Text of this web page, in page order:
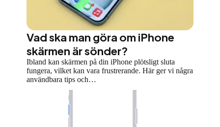
Vad ska man göra om iPhone
skärmen är sönder?
Ibland kan skärmen på din iPhone plötsligt sluta
fungera, vilket kan vara frustrerande. Här ger vi några
användbara tips och…